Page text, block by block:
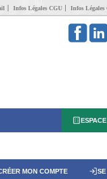
Infos Légales CGU Infos Légales
MON COMPTE